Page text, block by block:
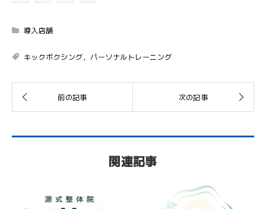
導入店舗
キックボクシング，パーソナルトレーニング
関連記事